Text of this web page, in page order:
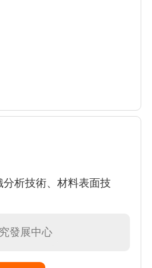
析技術、材料表面技
發展中心